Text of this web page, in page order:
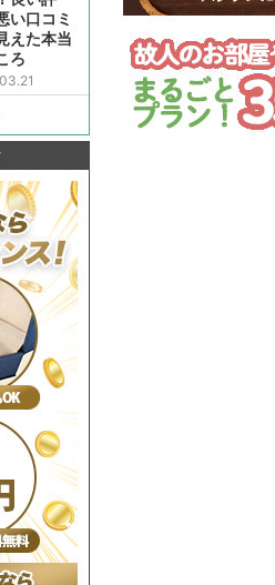
い口コミ
えた本当
ろ